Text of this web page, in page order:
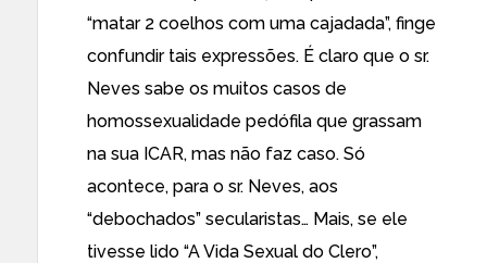
“matar 2 coelhos com uma cajadada”, finge
confundir tais expressões. É claro que o sr.
Neves sabe os muitos casos de
homossexualidade pedófila que grassam
na sua ICAR, mas não faz caso. Só
acontece, para o sr. Neves, aos
“debochados” secularistas… Mais, se ele
tivesse lido “A Vida Sexual do Clero”,